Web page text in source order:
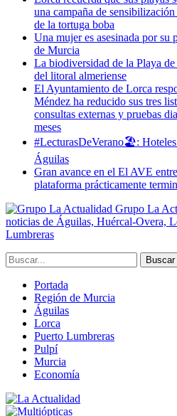
una campaña de
de la tortuga boba
Una mujer es asesinada por su
de Murcia
La biodiversidad de la Playa
del litoral almeriense
El Ayuntamiento de Lorca
Méndez ha reducido sus tres
consultas externas y pruebas
meses
#LecturasDeVerano🏖: Hoteles
Águilas
Gran avance en el El AVE
plataforma prácticamente
Grupo La
noticias de Águilas, Huércal-Overa,
Lumbreras
Portada
Región de Murcia
Águilas
Lorca
Puerto Lumbreras
Pulpí
Murcia
Economía